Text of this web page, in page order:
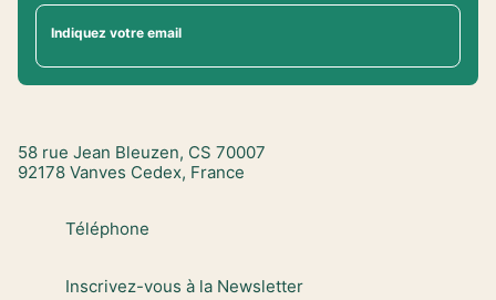
Indiquez votre email
58 rue Jean Bleuzen, CS 70007
92178 Vanves Cedex, France
Téléphone
Inscrivez-vous à la Newsletter